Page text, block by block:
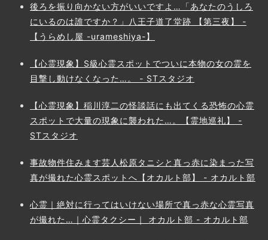
後ろを振り向かない方がいいですよ…「あなたのうしろ
にいるのは誰ですか？」八王子道了堂跡 【第三夜】 -
【うらめし屋 -urameshiya-】
【心霊現象】S級心霊スポットでついに本物の女の霊を
目撃し動けなくなった…。 - STスタジオ
【心霊現象】稲川淳二の怪談話にも出てくる恐怖の心霊
スポットで大量の現象に襲われた…。【霊地巡礼】 -
STスタジオ
事故物件住みます芸人松原タニシと真っ赤に染まった写
真が撮れた心霊スポットへ【オカルト部】 - オカルト部
心霊｜絶対に行ってはいけない場所で真っ赤な心霊写真
が撮れた…｜心霊タクシー｜ オカルト部 - オカルト部